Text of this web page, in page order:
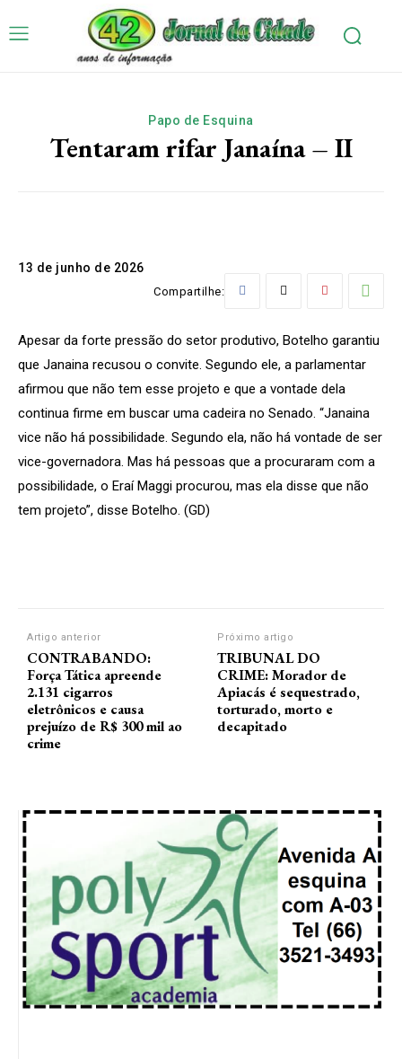
Papo de Esquina
Tentaram rifar Janaína – II
13 de junho de 2026
Compartilhe:
Apesar da forte pressão do setor produtivo, Botelho garantiu
que Janaina recusou o convite. Segundo ele, a parlamentar
afirmou que não tem esse projeto e que a vontade dela
continua firme em buscar uma cadeira no Senado. “Janaina
vice não há possibilidade. Segundo ela, não há vontade de ser
vice-governadora. Mas há pessoas que a procuraram com a
possibilidade, o Eraí Maggi procurou, mas ela disse que não
tem projeto”, disse Botelho. (GD)
Artigo anterior
CONTRABANDO:
Força Tática apreende
2.131 cigarros
eletrônicos e causa
prejuízo de R$ 300 mil ao
crime
Próximo artigo
TRIBUNAL DO
CRIME: Morador de
Apiacás é sequestrado,
torturado, morto e
decapitado